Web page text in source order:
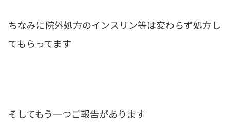
ちなみに院外処方のインスリン等は変わらず処方し
てもらってます
そしてもう一つご報告があります